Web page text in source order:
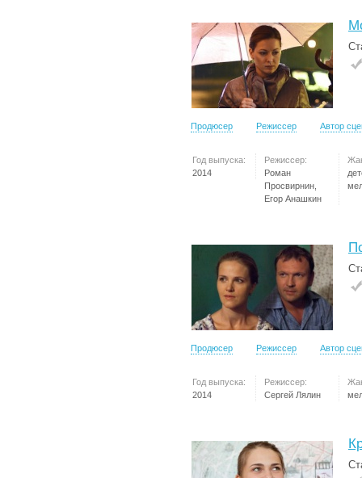
Продюсер Режиссер Автор
Год выпуска:
2014
Режиссер:
Роман
Просвирнин,
Егор Анашкин
Продюсер Режиссер Автор
Год выпуска:
2014
Режиссер:
Сергей Лялин